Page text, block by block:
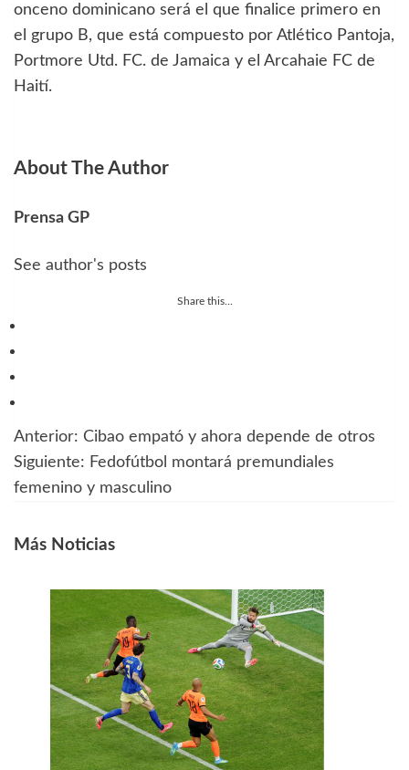
onceno dominicano será el que finalice primero en
el grupo B, que está compuesto por Atlético Pantoja,
Portmore Utd. FC. de Jamaica y el Arcahaie FC de
Haití.
About The Author
Prensa GP
See author's posts
Share this...
Navegación
de
Anterior: Cibao empató y ahora depende de otros
Siguiente: Fedofútbol montará premundiales
femenino y masculino
Más Noticias